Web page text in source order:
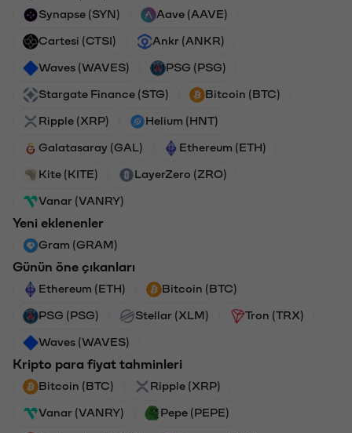
Synapse (SYN) Aave (AAVE)
Cartesi (CTSI) Ankr (ANKR)
Waves (WAVES) PSG (PSG)
Stargate Finance (STG) Bitcoin (BTC)
Ripple (XRP) Helium (HNT)
Galatasaray (GAL) Ethereum (ETH)
Kite (KITE) LayerZero (ZRO)
Vanar (VANRY)
Yeni eklenenler
Gram (GRAM)
Günün öne çıkanları
Ethereum (ETH) Bitcoin (BTC)
PSG (PSG) Stellar (XLM) Tron (TRX)
Waves (WAVES)
Kripto para fiyat tahminleri
Bitcoin (BTC) Ripple (XRP)
Vanar (VANRY) Pepe (PEPE)